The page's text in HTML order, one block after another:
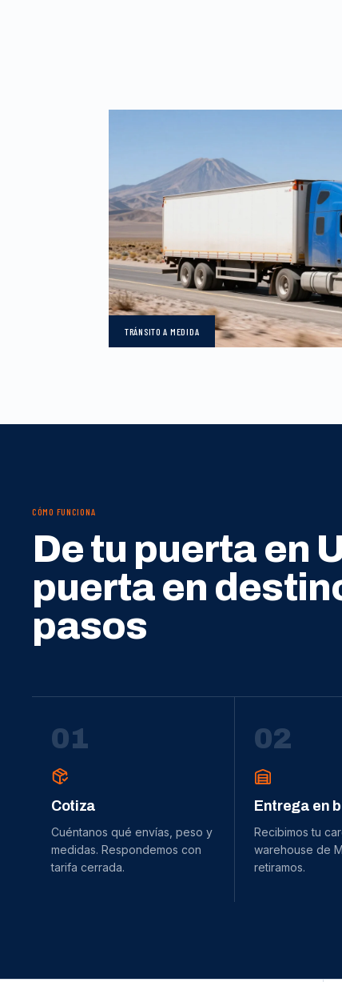
TRÁNSITOA MEDIDA
CÓMO FUNCIONA
De tu puerta en
puerta en
pasos
01
Cotiza
Cuéntanos qué envías, peso y
medidas. Respondemos con
tarifa cerrada.
02
Entrega en
Recibimos tu
warehouse de
retiramos.